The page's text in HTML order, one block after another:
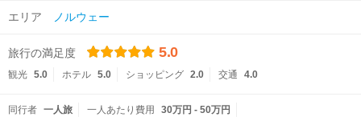
エリア ノルウェー
旅行の満足度 5.0
観光 5.0 ホテル 5.0 ショッピング 2.0 交通 4.0
同行者 一人旅 一人あたり費用
30万円 - 50万円